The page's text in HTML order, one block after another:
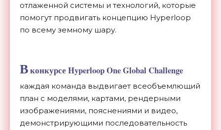
отлаженной системы и технологий, которые
помогут продвигать концепцию Hyperloop
по всему земному шару.
Вконкурсе Hyperloop One Global Challenge
каждая команда выдвигает всеобъемлющий
план с моделями, картами, рендерными
изображениями, пояснениями и видео,
демонстрирующими последовательность